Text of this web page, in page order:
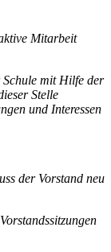
Mitarbeit
Schule mit Hilfe der
Stelle
und Interessen
der Vorstand neu